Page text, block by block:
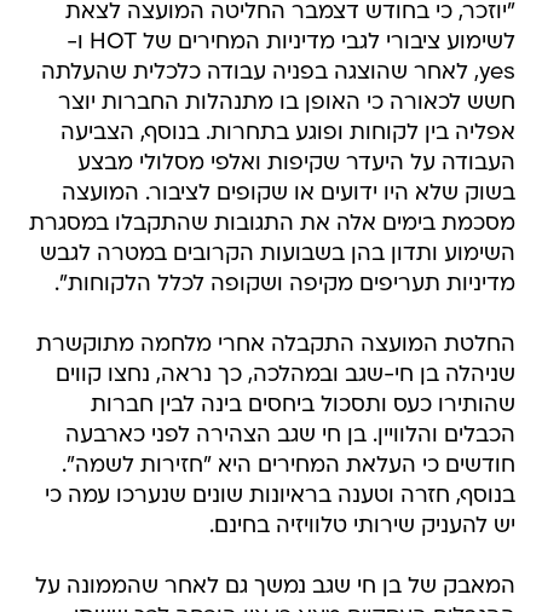
"יוזכר, כי בחודש דצמבר החליטה המועצה לצאת
לשימוע ציבורי לגבי מדיניות המחירים של HOT ו-
yes, לאחר שהוצגה בפניה עבודה כלכלית שהעלתה
חשש לכאורה כי האופן בו מתנהלות החברות יוצר
אפליה בין לקוחות ופוגע בתחרות. בנוסף, הצביעה
העבודה על היעדר שקיפות ואלפי מסלולי מבצע
בשוק שלא היו ידועים או שקופים לציבור. המועצה
מסכמת בימים אלה את התגובות שהתקבלו במסגרת
השימוע ותדון בהן בשבועות הקרובים במטרה לגבש
מדיניות תעריפים מקיפה ושקופה לכלל הלקוחות".
החלטת המועצה התקבלה אחרי מלחמה מתוקשרת
שניהלה בן חי-שגב ובמהלכה, כך נראה, נחצו קווים
שהותירו כעס ותסכול ביחסים בינה לבין חברות
הכבלים והלוויין. בן חי שגב הצהירה לפני כארבעה
חודשים כי העלאת המחירים היא "חזירות לשמה".
בנוסף, חזרה וטענה בראיונות שונים שנערכו עמה כי
יש להעניק שירותי טלוויזיה בחינם.
המאבק של בן חי שגב נמשך גם לאחר שהממונה על